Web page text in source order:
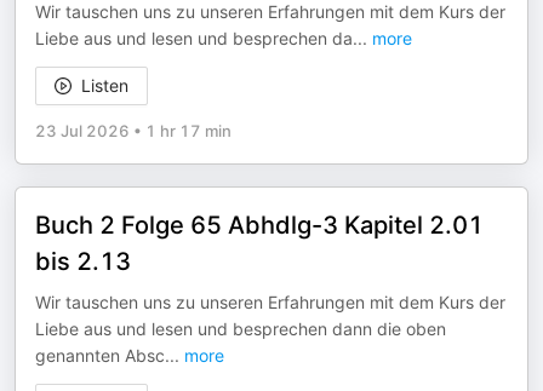
Wir tauschen uns zu unseren Erfahrungen mit dem Kurs der
Liebe aus und lesen und besprechen da... more
Listen
23 Jul 2026 • 1 hr 17 min
Buch 2 Folge 65 Abhdlg-3 Kapitel 2.01
bis 2.13
Wir tauschen uns zu unseren Erfahrungen mit dem Kurs der
Liebe aus und lesen und besprechen dann die oben
genannten Absc... more